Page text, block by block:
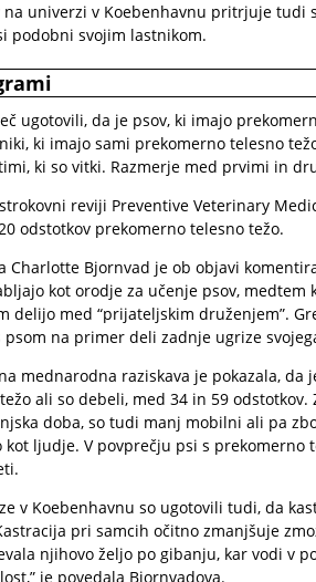
na univerzi v Koebenhavnu pritrjuje tudi
podobni svojim lastnikom.
ugotovili, da je psov, ki imajo
ki imajo sami prekomerno telesno
ki so vitki. Razmerje med prvimi in
reviji Preventive Veterinary
odstotkov prekomerno telesno težo.
Charlotte Bjornvad je ob objavi
kot orodje za učenje psov, medtem
delijo med “prijateljskim druženjem”.
psom na primer deli zadnje ugrize
mednarodna raziskava je pokazala, da
ali so debeli, med 34 in 59
doba, so tudi manj mobilni ali pa
ljudje. V povprečju psi s prekomerno
v Koebenhavnu so ugotovili tudi, da
pri samcih očitno zmanjšuje
njihovo željo po gibanju, kar vodi v
je povedala Bjornvadova.